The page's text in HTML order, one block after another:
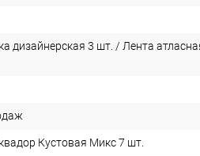
дизайнерская 3 шт. / Лента
Кустовая Микс 7 шт.